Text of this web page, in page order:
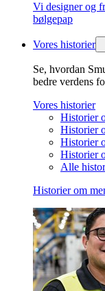
Vi designer og
bølgepap
Vores historier
Se, hvordan
bedre verdens
Vores historier
Historier
Historier
Historier
Historier
Alle
Historier om